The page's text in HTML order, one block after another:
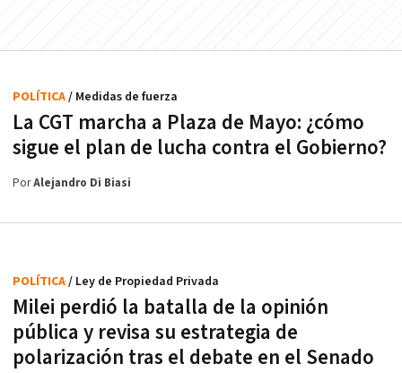
La CGT marcha a Plaza de Mayo: ¿cómo
sigue el plan de lucha contra el Gobierno?
POLÍTICA/ Medidas de fuerza
PorAlejandro Di Biasi
Milei perdió la batalla de la opinión
pública y revisa su estrategia de
polarización tras el debate en el Senado
POLÍTICA/ Ley de Propiedad Privada